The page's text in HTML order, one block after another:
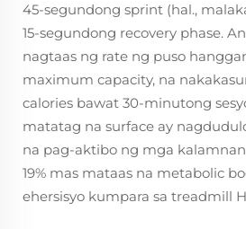
45-segundong sprint (hal.,
15-segundong recovery phase.
nagtaas ng rate ng puso
maximum capacity, na
calories bawat 30-minutong
matatag na surface ay
na pag-aktibo ng mga
19% mas mataas na metabolic
ehersisyo kumpara sa treadmill